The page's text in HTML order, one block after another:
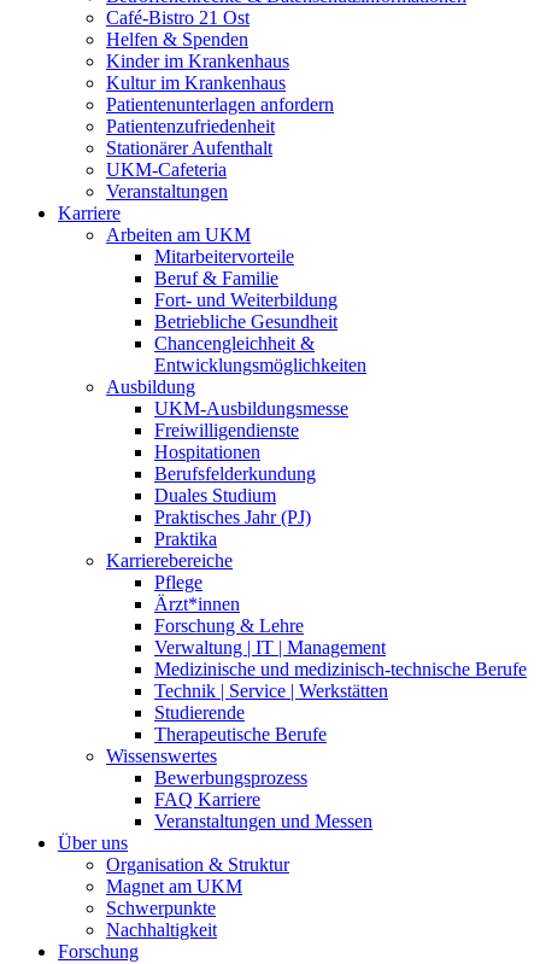
Café-Bistro 21 Ost
Helfen & Spenden
Kinder im Krankenhaus
Kultur im Krankenhaus
Patientenunterlagen anfordern
Patientenzufriedenheit
Stationärer Aufenthalt
UKM-Cafeteria
Veranstaltungen
Karriere
Arbeiten am UKM
Mitarbeitervorteile
Beruf & Familie
Fort- und Weiterbildung
Betriebliche Gesundheit
Chancengleichheit &
Entwicklungsmöglichkeiten
Ausbildung
UKM-Ausbildungsmesse
Freiwilligendienste
Hospitationen
Berufsfelderkundung
Duales Studium
Praktisches Jahr (PJ)
Praktika
Karrierebereiche
Pflege
Ärzt*innen
Forschung & Lehre
Verwaltung | IT | Management
Medizinische und medizinisch-technische Berufe
Technik | Service | Werkstätten
Studierende
Therapeutische Berufe
Wissenswertes
Bewerbungsprozess
FAQ Karriere
Veranstaltungen und Messen
Über uns
Organisation & Struktur
Magnet am UKM
Schwerpunkte
Nachhaltigkeit
Forschung